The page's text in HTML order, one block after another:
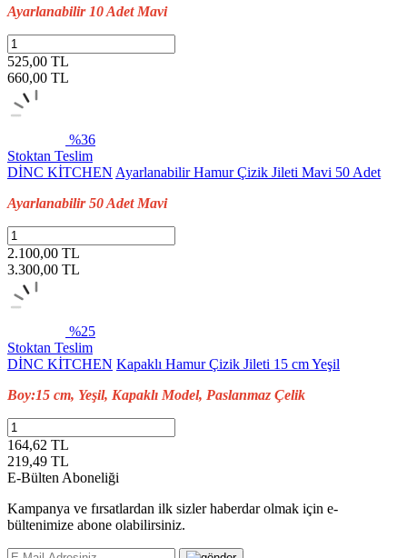
Ayarlanabilir 10 Adet Mavi
525,00 TL
660,00 TL
%36
Stoktan Teslim
DİNC KİTCHEN Ayarlanabilir Hamur Çizik Jileti Mavi 50 Adet
Ayarlanabilir 50 Adet Mavi
2.100,00 TL
3.300,00 TL
%25
Stoktan Teslim
DİNC KİTCHEN Kapaklı Hamur Çizik Jileti 15 cm Yeşil
Boy:15 cm, Yeşil, Kapaklı Model, Paslanmaz Çelik
164,62 TL
219,49 TL
E-Bülten Aboneliği
Kampanya ve fırsatlardan ilk sizler haberdar olmak için e-
bültenimize abone olabilirsiniz.